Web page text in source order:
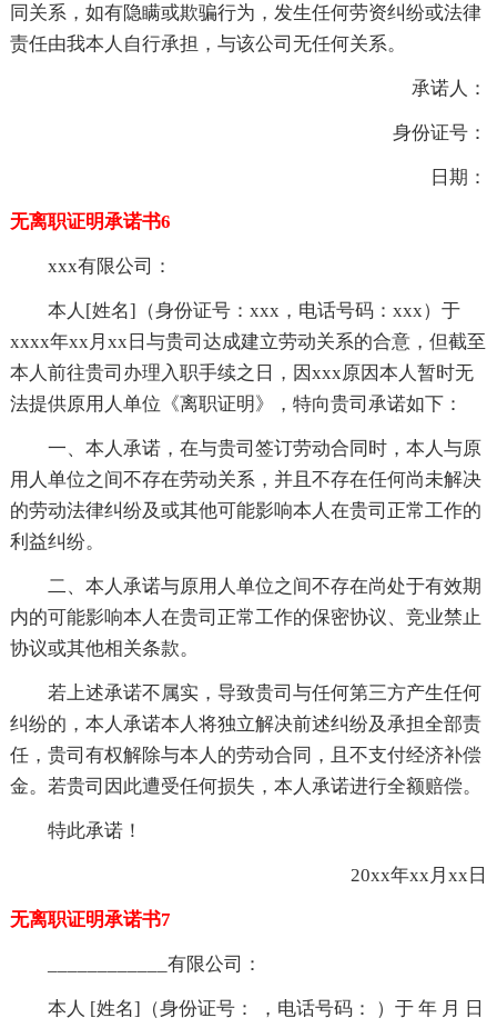
同关系，如有隐瞒或欺骗行为，发生任何劳资纠纷或法律
责任由我本人自行承担，与该公司无任何关系。
承诺人：
身份证号：
日期：
无离职证明承诺书6
xxx有限公司：
本人[姓名]（身份证号：xxx，电话号码：xxx）于
xxxx年xx月xx日与贵司达成建立劳动关系的合意，但截至
本人前往贵司办理入职手续之日，因xxx原因本人暂时无
法提供原用人单位《离职证明》，特向贵司承诺如下：
一、本人承诺，在与贵司签订劳动合同时，本人与原
用人单位之间不存在劳动关系，并且不存在任何尚未解决
的劳动法律纠纷及或其他可能影响本人在贵司正常工作的
利益纠纷。
二、本人承诺与原用人单位之间不存在尚处于有效期
内的可能影响本人在贵司正常工作的保密协议、竞业禁止
协议或其他相关条款。
若上述承诺不属实，导致贵司与任何第三方产生任何
纠纷的，本人承诺本人将独立解决前述纠纷及承担全部责
任，贵司有权解除与本人的劳动合同，且不支付经济补偿
金。若贵司因此遭受任何损失，本人承诺进行全额赔偿。
特此承诺！
20xx年xx月xx日
无离职证明承诺书7
____________有限公司：
本人 [姓名]（身份证号： ，电话号码： ）于 年 月 日